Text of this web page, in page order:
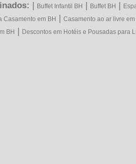
| Buffet Infantil BH | Buffet BH |
Casamento em BH | Casamento ao ar livre em
BH | Descontos em Hotéis e Pousadas para